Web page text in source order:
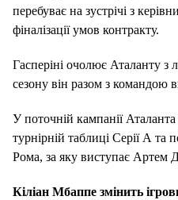
перебуває на зустрічі з
фіналізації умов контракту.
Гасперіні очолює Аталанту з
сезону він разом з командою
У поточній кампанії
турнірній таблиці Серії А та
Рома, за яку виступає Артем
Кіліан Мбаппе змінить